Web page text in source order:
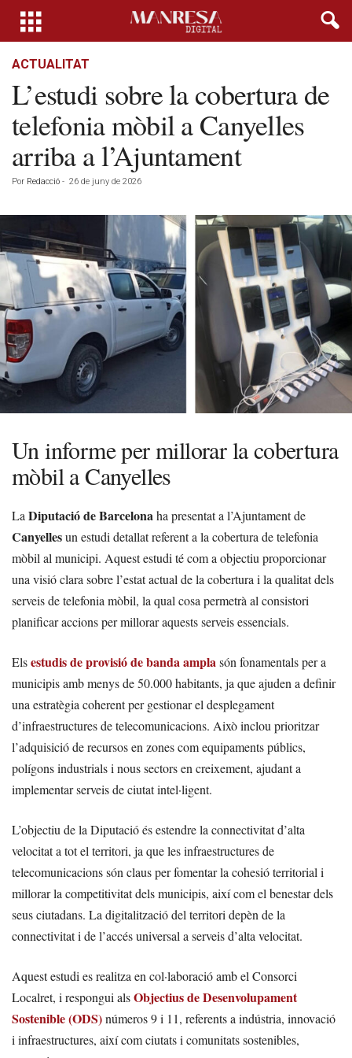
ACTUALITAT
L’estudi sobre la cobertura de
telefonia mòbil a Canyelles
arriba a l’Ajuntament
Por Redacció - 26 de juny de 2026
Un informe per millorar la cobertura
mòbil a Canyelles
La Diputació de Barcelonaha presentat a l’Ajuntament de
Canyellesun estudi detallat referent a la cobertura de telefonia
mòbil al municipi. Aquest estudi té com a objectiu proporcionar
una visió clara sobre l’estat actual de la cobertura i la qualitat dels
serveis de telefonia mòbil, la qual cosa permetrà al consistori
planificar accions per millorar aquests serveis essencials.
Elsestudis de provisió de banda amplasón fonamentals per a
municipis amb menys de 50.000 habitants, ja que ajuden a definir
una estratègia coherent per gestionar el desplegament
d’infraestructures de telecomunicacions. Això inclou prioritzar
l’adquisició de recursos en zones com equipaments públics,
polígons industrials i nous sectors en creixement, ajudant a
implementar serveis de ciutat intel·ligent.
L’objectiu de la Diputació és estendre la connectivitat d’alta
velocitat a tot el territori, ja que les infraestructures de
telecomunicacions són claus per fomentar la cohesió territorial i
millorar la competitivitat dels municipis, així com el benestar dels
seus ciutadans. La digitalització del territori depèn de la
connectivitat i de l’accés universal a serveis d’alta velocitat.
Aquest estudi es realitza en col·laboració amb el Consorci
Localret, i respongui alsObjectius de Desenvolupament
Sostenible (ODS)números 9 i 11, referents a indústria, innovació
i infraestructures, així com ciutats i comunitats sostenibles,